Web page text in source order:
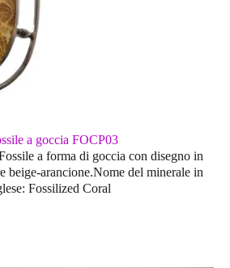
a goccia FOCP03
a forma di goccia con disegno in
beige-arancione.Nome del minerale in
Fossilized Coral